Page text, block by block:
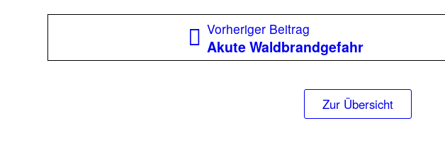
BeitragsnavigationVorheriger BeitragVorheriger
Beitrag:
Akute Waldbrandgefahr
Zur Übersicht